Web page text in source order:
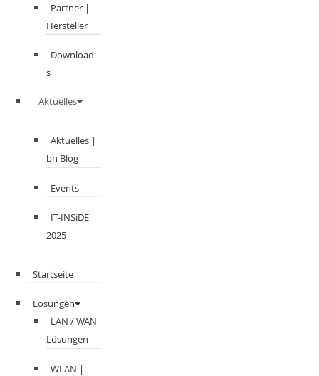
Partner |
Hersteller
Download
s
Aktuelles
Aktuelles |
bn Blog
Events
IT-INSiDE
2025
Startseite
Lösungen
LAN / WAN
Lösungen
WLAN |